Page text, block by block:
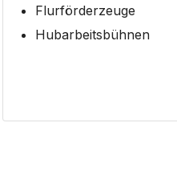
Flurförderzeuge
Hubarbeitsbühnen